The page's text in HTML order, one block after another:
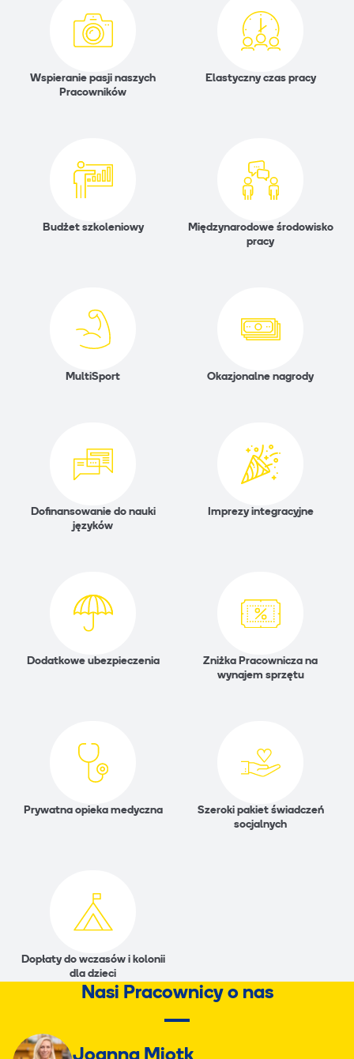
Wspieranie pasji naszych
Pracowników
Elastyczny czas pracy
Budżet szkoleniowy
Międzynarodowe środowisko
pracy
MultiSport Okazjonalne nagrody
Dofinansowanie do nauki
języków
Imprezy integracyjne
Dodatkowe ubezpieczenia
Zniżka Pracownicza na
wynajem sprzętu
Prywatna opieka medyczna
Szeroki pakiet świadczeń
socjalnych
Dopłaty do wczasów i kolonii
dla dzieci
Nasi Pracownicy o nas